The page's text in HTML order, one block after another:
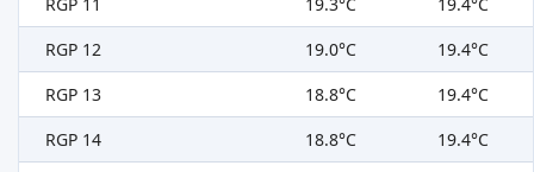
RGP 12
19.0°C
19.4°C
RGP 13
18.8°C
19.4°C
RGP 14
18.8°C 19.4°C